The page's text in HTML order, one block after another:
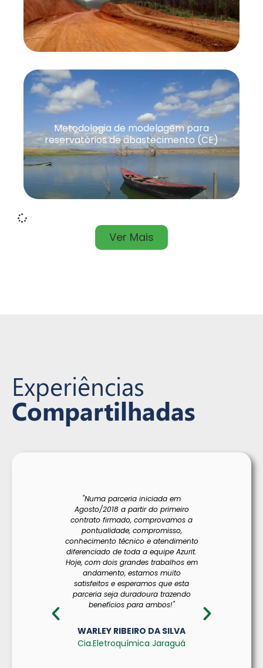
Metodologia de modelagem para
reservatórios de abastecimento (CE)
Ver Mais
Experiências
Compartilhadas
"Numa parceria iniciada em
Agosto/2018 a partir do primeiro
contrato firmado, comprovamos a
pontualidade, compromisso,
conhecimento técnico e atendimento
diferenciado de toda a equipe Azurit.
Hoje, com dois grandes trabalhos em
andamento, estamos muito
satisfeitos e esperamos que esta
parceria seja duradoura trazendo
benefícios para ambos!"
WARLEY RIBEIRO DA SILVA
Cia.Eletroquímica Jaraguá